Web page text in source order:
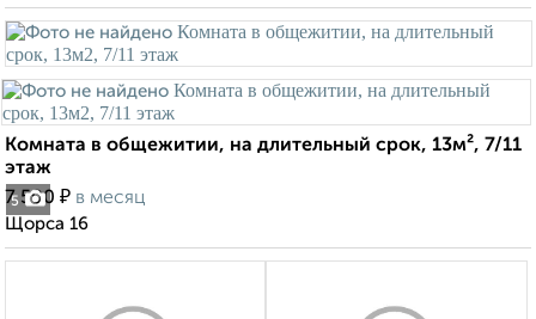
5
Комната в общежитии, на длительный срок, 13м², 7/11
этаж
7 500 ₽ в месяц
Щорса 16